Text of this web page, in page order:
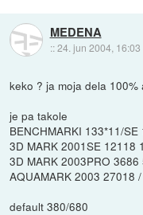
MEDENA
::24. jun 2004, 16:03
keko ? ja moja dela 100%
je pa takole
BENCHMARKI 133*11/
3D MARK 2001SE 12118
3D MARK 2003PRO
AQUAMARK 2003 27018
default 380/680